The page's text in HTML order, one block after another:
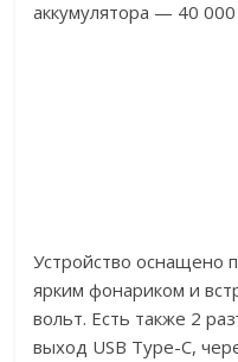
аккумулятора — 40
Устройство оснащено
ярким фонариком и
вольт. Есть также 2
выход USB Type-C,